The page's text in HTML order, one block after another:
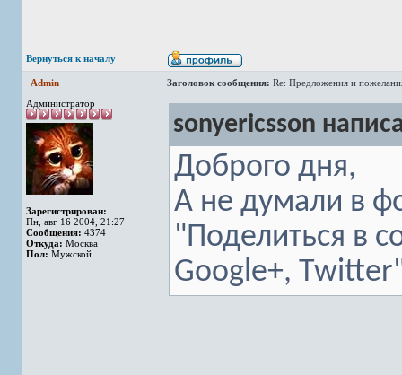
Вернуться к началу
Admin Заголовок сообщения: Re: Предложения и
Администратор
Зарегистрирован:
Пн, авг 16 2004, 21:27
Сообщения: 4374
Откуда: Москва
Пол: Мужской
sonyericsson
Доброго дня,
А не думали в
"Поделиться в
Google+,